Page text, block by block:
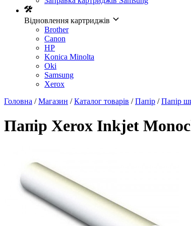
Відновлення картриджів
Brother
Canon
HP
Konica Minolta
Oki
Samsung
Xerox
Головна /Магазин /Каталог товарів /Папір /Папір
Папір Xerox Inkjet